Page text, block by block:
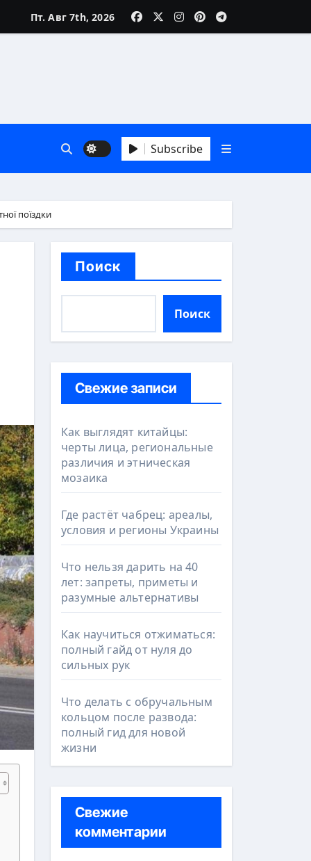
Пт. Авг 7th, 2026
Subscribe
поїздки
Поиск
Поиск
Свежие записи
Как выглядят китайцы:
черты лица, региональные
различия и этническая
мозаика
Где растёт чабрец: ареалы,
условия и регионы Украины
Что нельзя дарить на 40
лет: запреты, приметы и
разумные альтернативы
Как научиться отжиматься:
полный гайд от нуля до
сильных рук
Что делать с обручальным
кольцом после развода:
полный гид для новой
жизни
Свежие
комментарии